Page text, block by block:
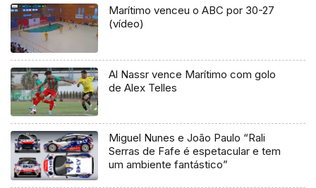
Marítimo venceu o ABC por 30-27
(vídeo)
Al Nassr vence Marítimo com golo
de Alex Telles
Miguel Nunes e João Paulo “Rali
Serras de Fafe é espetacular e tem
um ambiente fantástico”